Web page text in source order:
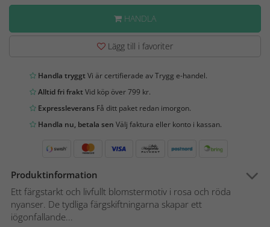
HANDLA
Lägg till i favoriter
Handla tryggtVi är certifierade av Trygg e-handel.
Alltid fri fraktVid köp över 799 kr.
Expressleverans Få ditt paket redan imorgon.
Handla nu, betala sen Välj faktura eller konto i kassan.
Produktinformation
Ett färgstarkt och livfullt blomstermotiv i rosa och röda
nyanser. De tydliga färgskiftningarna skapar ett
iögonfallande...